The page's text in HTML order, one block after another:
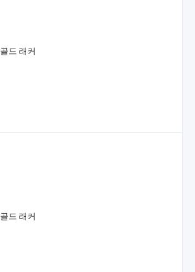
골드 래커
골드 래커